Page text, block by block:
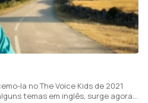
la no The Voice Kids de 2021
temas em inglês, surge agora